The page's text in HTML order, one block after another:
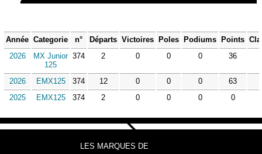
Année Categorie n° Départs Victoires Poles Podiums Points
2026
MX Junior
125
374 2 0 0 0 36
2026 EMX125 374 12 0 0 0
63
2025
EMX125 374 2 0 0 0 0
LES MARQUES DE